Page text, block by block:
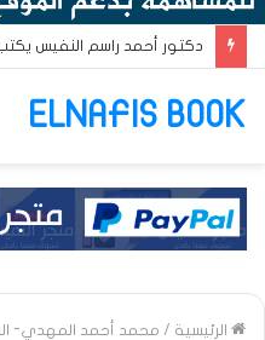
ELNAFIS BOOK
الرئيسية / محمد أحمد المهدي-